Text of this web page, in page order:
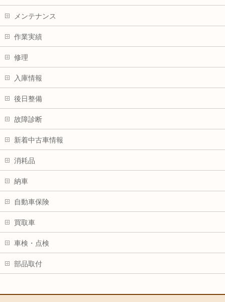
メンテナンス
作業実績
修理
入庫情報
後日整備
故障診断
新着中古車情報
消耗品
納車
自動車保険
買取車
車検・点検
部品取付